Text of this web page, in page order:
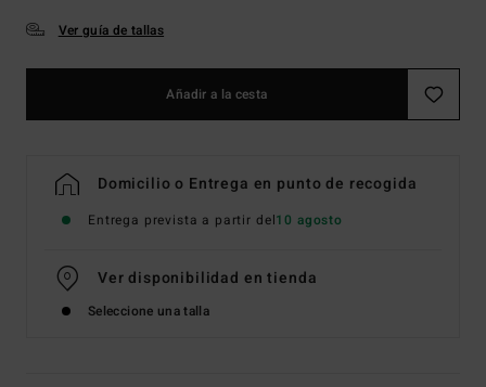
Ver guía de tallas
Añadir a la cesta
Domicilio o Entrega en punto de recogida
Entrega prevista a partir del10 agosto
Ver disponibilidad en tienda
Seleccione una talla